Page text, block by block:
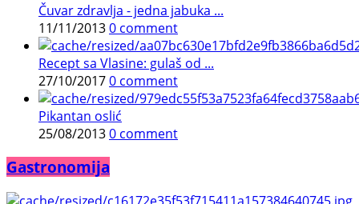
Čuvar zdravlja - jedna jabuka ...
11/11/20130 comment
Recept sa Vlasine: gulaš od ...
27/10/20170 comment
Pikantan oslić
25/08/20130 comment
Gastronomija